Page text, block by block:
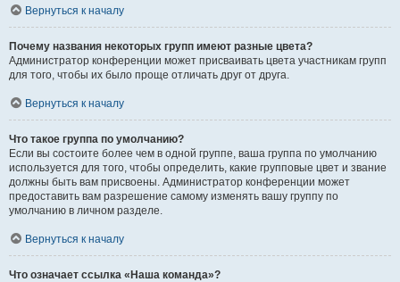
Вернуться к началу
Почему названия некоторых групп имеют разные цвета?
Администратор конференции может присваивать цвета участникам групп
для того, чтобы их было проще отличать друг от друга.
Вернуться к началу
Что такое группа по умолчанию?
Если вы состоите более чем в одной группе, ваша группа по умолчанию
используется для того, чтобы определить, какие групповые цвет и звание
должны быть вам присвоены. Администратор конференции может
предоставить вам разрешение самому изменять вашу группу по
умолчанию в личном разделе.
Вернуться к началу
Что означает ссылка «Наша команда»?